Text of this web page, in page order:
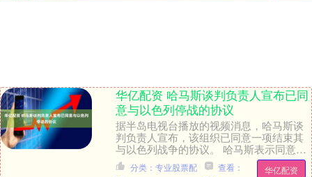
华亿配资 哈马斯谈判负责人宣布已同
意与以色列停战的协议
据半岛电视台播放的视频消息，哈马斯谈
判负责人宣布，该组织已同意一项结束其
与以色列战争的协议。 哈马斯表示同意开
放拉法口岸，以便援助物资进入。 该组织
还同意换俘，....
华亿配资
分类：专业股票配
查看：